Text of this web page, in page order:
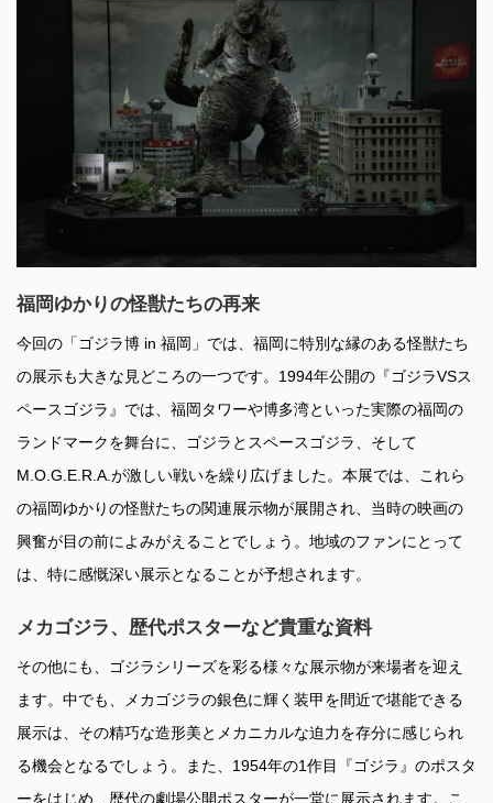
福岡ゆかりの怪獣たちの再来
今回の「ゴジラ博 in 福岡」では、福岡に特別な縁のある怪獣たち
の展示も大きな見どころの一つです。1994年公開の『ゴジラVSス
ペースゴジラ』では、福岡タワーや博多湾といった実際の福岡の
ランドマークを舞台に、ゴジラとスペースゴジラ、そして
M.O.G.E.R.A.が激しい戦いを繰り広げました。本展では、これら
の福岡ゆかりの怪獣たちの関連展示物が展開され、当時の映画の
興奮が目の前によみがえることでしょう。地域のファンにとって
は、特に感慨深い展示となることが予想されます。
メカゴジラ、歴代ポスターなど貴重な資料
その他にも、ゴジラシリーズを彩る様々な展示物が来場者を迎え
ます。中でも、メカゴジラの銀色に輝く装甲を間近で堪能できる
展示は、その精巧な造形美とメカニカルな迫力を存分に感じられ
る機会となるでしょう。また、1954年の1作目『ゴジラ』のポスタ
ーをはじめ、歴代の劇場公開ポスターが一堂に展示されます。こ